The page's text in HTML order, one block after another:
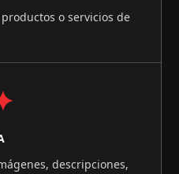
o servicios de
descripciones,